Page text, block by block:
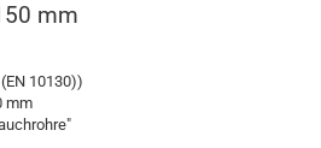
mm
10130))
mm